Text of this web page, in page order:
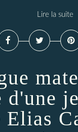
Lire la suite
Elias